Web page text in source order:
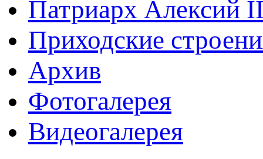
Патриарх Алексий
Приходские
Архив
Фотогалерея
Видеогалерея